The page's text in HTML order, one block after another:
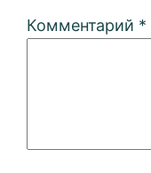
Комментарий *